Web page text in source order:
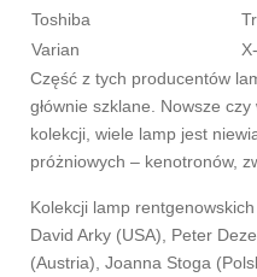
Toshiba
Varian
Część z tych producentów
głównie szklane. Nowsze
kolekcji, wiele lamp jest
próżniowych – kenotronów,
Kolekcji lamp
David Arky (USA), Peter
(Austria), Joanna Stoga